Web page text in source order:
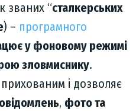
званих “сталкерських
) – програмного
у фоновому режимі
зловмиснику.
і дозволяє
, фото та